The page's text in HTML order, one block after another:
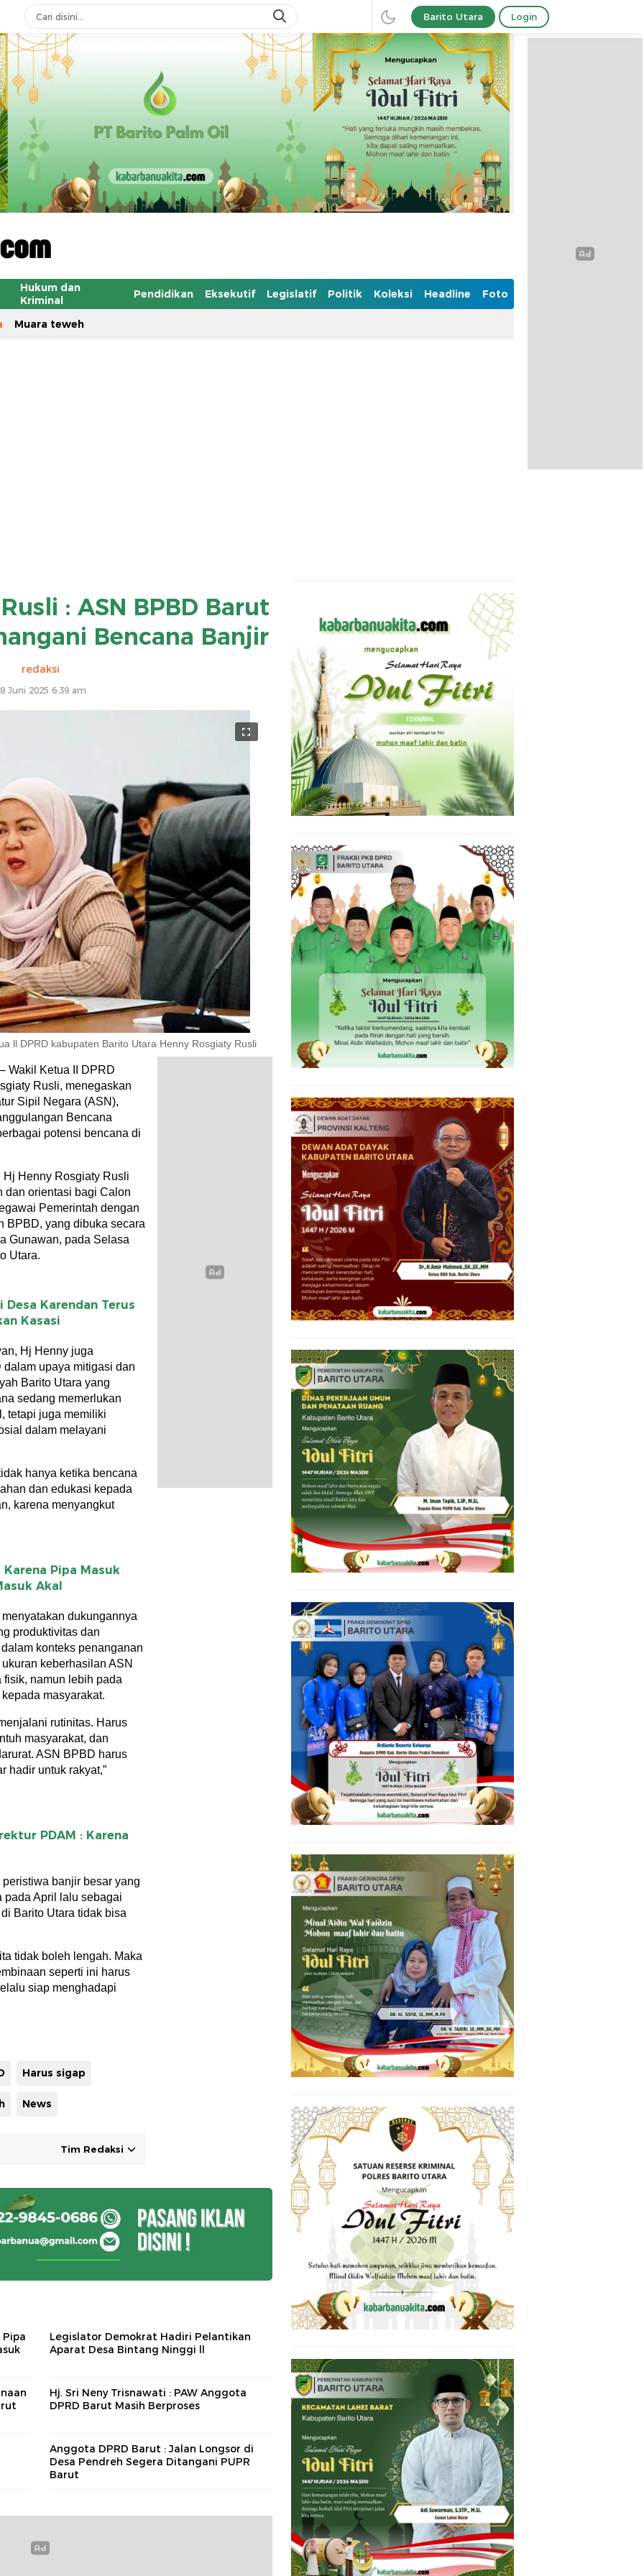
Barito Utara Login
Hukum dan
Kriminal
Pendidikan Eksekutif Legislatif Politik Koleksi Headline Foto
Muara teweh
: ASN BPBD Barut
Bencana Banjir
redaksi
Juni 2025 6:39 am
ll DPRD kabupaten Barito Utara Henny Rosgiaty Rusli
Wakil Ketua II DPRD
Rusli, menegaskan
Sipil Negara (ASN),
Bencana
potensi bencana di
Henny Rosgiaty Rusli
dan orientasi bagi Calon
Pemerintah dengan
BPBD, yang dibuka secara
Gunawan, pada Selasa
Utara.
Desa Karendan Terus
Kasasi
Hj Henny juga
upaya mitigasi dan
Barito Utara yang
sedang memerlukan
tetapi juga memiliki
dalam melayani
hanya ketika bencana
dan edukasi kepada
karena menyangkut
Karena Pipa Masuk
Akal
dukungannya
produktivitas dan
konteks penanganan
keberhasilan ASN
namun lebih pada
masyarakat.
rutinitas. Harus
masyarakat, dan
ASN BPBD harus
hadir untuk rakyat,”
PDAM : Karena
banjir besar yang
pada April lalu sebagai
Barito Utara tidak bisa
tidak boleh lengah. Maka
seperti ini harus
siap menghadapi
Harus sigap
News
Tim Redaksi
Pipa
Legislator Demokrat Hadiri Pelantikan
Aparat Desa Bintang Ninggi ll
Hj. Sri Neny Trisnawati : PAW Anggota
DPRD Barut Masih Berproses
Anggota DPRD Barut : Jalan Longsor di
Desa Pendreh Segera Ditangani PUPR
Barut